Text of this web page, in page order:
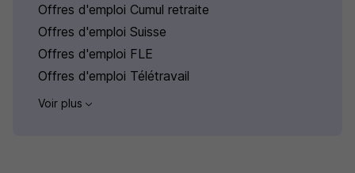
Offres d'emploi Cumul retraite
Offres d'emploi Suisse
Offres d'emploi FLE
Offres d'emploi Télétravail
Voir plus